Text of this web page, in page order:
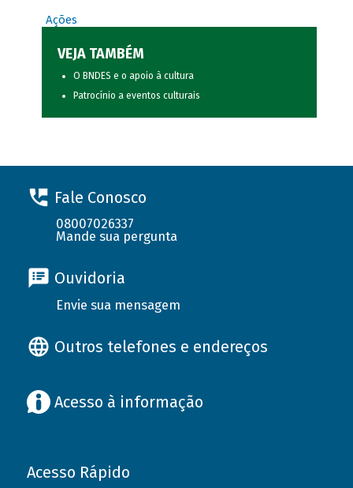
Ações
VEJA TAMBÉM
O BNDES e o apoio à cultura
Patrocínio a eventos culturais
Fale Conosco
08007026337
Mande sua pergunta
Ouvidoria
Envie sua mensagem
Outros telefones e endereços
Acesso à informação
Acesso Rápido